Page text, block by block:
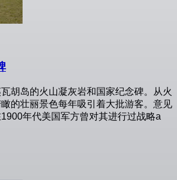
胡岛的火山凝灰岩和国家纪念碑。从火
的壮丽景色每年吸引着大批游客。意见
年代美国军方曾对其进行过战略a